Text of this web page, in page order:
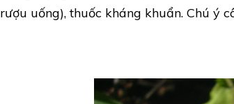
rượu uống), thuốc kháng khuẩn. Chú ý